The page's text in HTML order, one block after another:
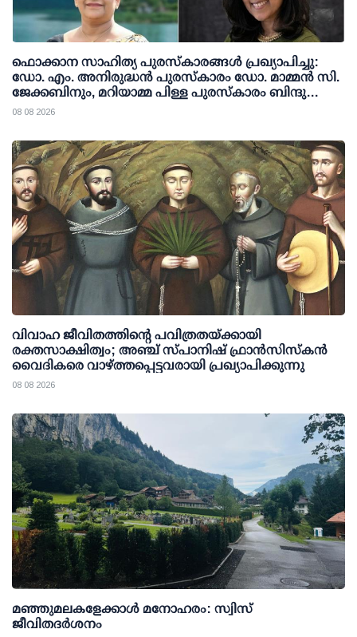
ഫൊക്കാന സാഹിത്യ പുരസ്‌കാരങ്ങള്‍ പ്രഖ്യാപിച്ചു:
ഡോ. എം. അനിരുദ്ധന്‍ പുരസ്‌കാരം ഡോ. മാമ്മന്‍ സി.
ജേക്കബിനും, മറിയാമ്മ പിള്ള പുരസ്‌കാരം ബിന്ദു
കാനയ്ക്കും
08 08 2026
വിവാഹ ജീവിതത്തിന്റെ പവിത്രതയ്ക്കായി
രക്തസാക്ഷിത്വം; അഞ്ച് സ്പാനിഷ് ഫ്രാന്‍സിസ്‌കന്‍
വൈദികരെ വാഴ്ത്തപ്പെട്ടവരായി പ്രഖ്യാപിക്കുന്നു
08 08 2026
മഞ്ഞുമലകളേക്കാൾ മനോഹരം: സ്വിസ്
ജീവിതദർശനം